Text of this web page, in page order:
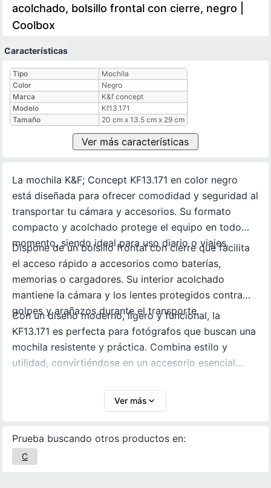
acolchado, bolsillo frontal con cierre, negro |
Coolbox
Características
Características técnicas
Tipo
Mochila
Color
Negro
Marca
K&f concept
Modelo
Kf13.171
Tamaño
20 cm x 13.5 cm x 29 cm
Ver más características
La mochila K&F; Concept KF13.171 en color negro
está diseñada para ofrecer comodidad y seguridad al
transportar tu cámara y accesorios. Su formato
compacto y acolchado protege el equipo en todo
momento, siendo ideal para uso diario o viajes.
Dispone de un bolsillo frontal con cierre que facilita
el acceso rápido a accesorios como baterías,
memorias o cargadores. Su interior acolchado
mantiene la cámara y los lentes protegidos contra
golpes y arañazos durante el transporte.
Con un diseño moderno, ligero y funcional, la
KF13.171 es perfecta para fotógrafos que buscan una
mochila resistente y práctica. Combina estilo y
utilidad, convirtiéndose en un accesorio esencial
Ver más
Prueba buscando otros productos en:
C